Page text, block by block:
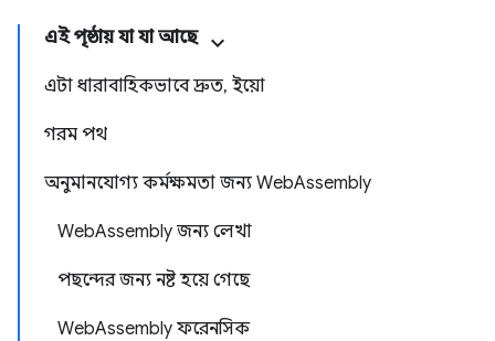
এই পৃষ্ঠায় যা যা আছে
এটা ধারাবাহিকভাবে দ্রুত, ইয়ো
গরম পথ
অনুমানযোগ্য কর্মক্ষমতা জন্য WebAssembly
WebAssembly জন্য লেখা
পছন্দের জন্য নষ্ট হয়ে গেছে
WebAssembly ফরেনসিক